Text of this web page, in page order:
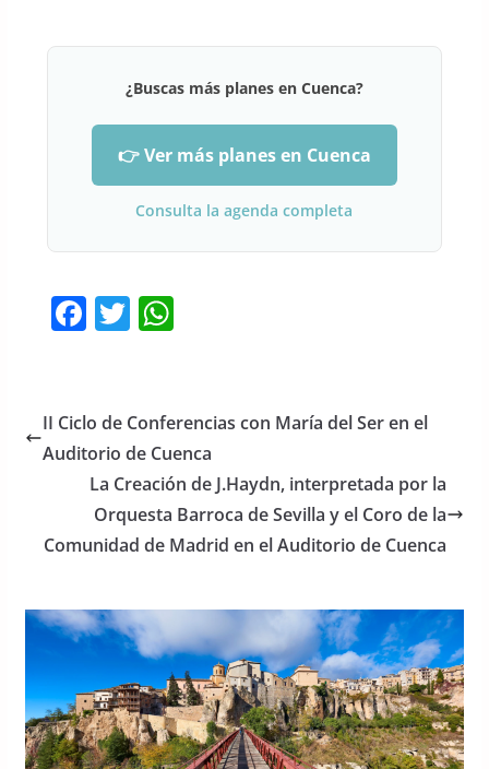
¿Buscas más planes en Cuenca?
👉 Ver más planes en Cuenca
Consulta la agenda completa
F
e
b
o
o
k
T
er
W
s
A
p
p
II Ciclo de Conferencias con María del Ser en el
Auditorio de Cuenca
La Creación de J.Haydn, interpretada por la
Orquesta Barroca de Sevilla y el Coro de la
Comunidad de Madrid en el Auditorio de Cuenca